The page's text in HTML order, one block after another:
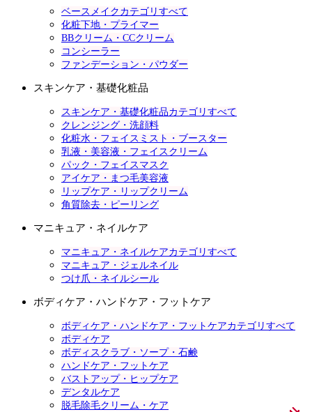
ベースメイクカテゴリすべて
化粧下地・プライマー
BBクリーム・CCクリーム
コンシーラー
ファンデーション・パウダー
スキンケア・基礎化粧品
スキンケア・基礎化粧品カテゴリすべて
クレンジング・洗顔料
化粧水・フェイスミスト・ブースター
乳液・美容液・フェイスクリーム
パック・フェイスマスク
アイケア・まつ毛美容液
リップケア・リップクリーム
角質除去・ピーリング
マニキュア・ネイルケア
マニキュア・ネイルケアカテゴリすべて
マニキュア・ジェルネイル
つけ爪・ネイルシール
ボディケア・ハンドケア・フットケア
ボディケア・ハンドケア・フットケアカテゴリすべて
ボディケア
ボディスクラブ・ソープ・石鹸
ハンドケア・フットケア
バストアップ・ヒップケア
デンタルケア
脱毛除毛クリーム・ケア